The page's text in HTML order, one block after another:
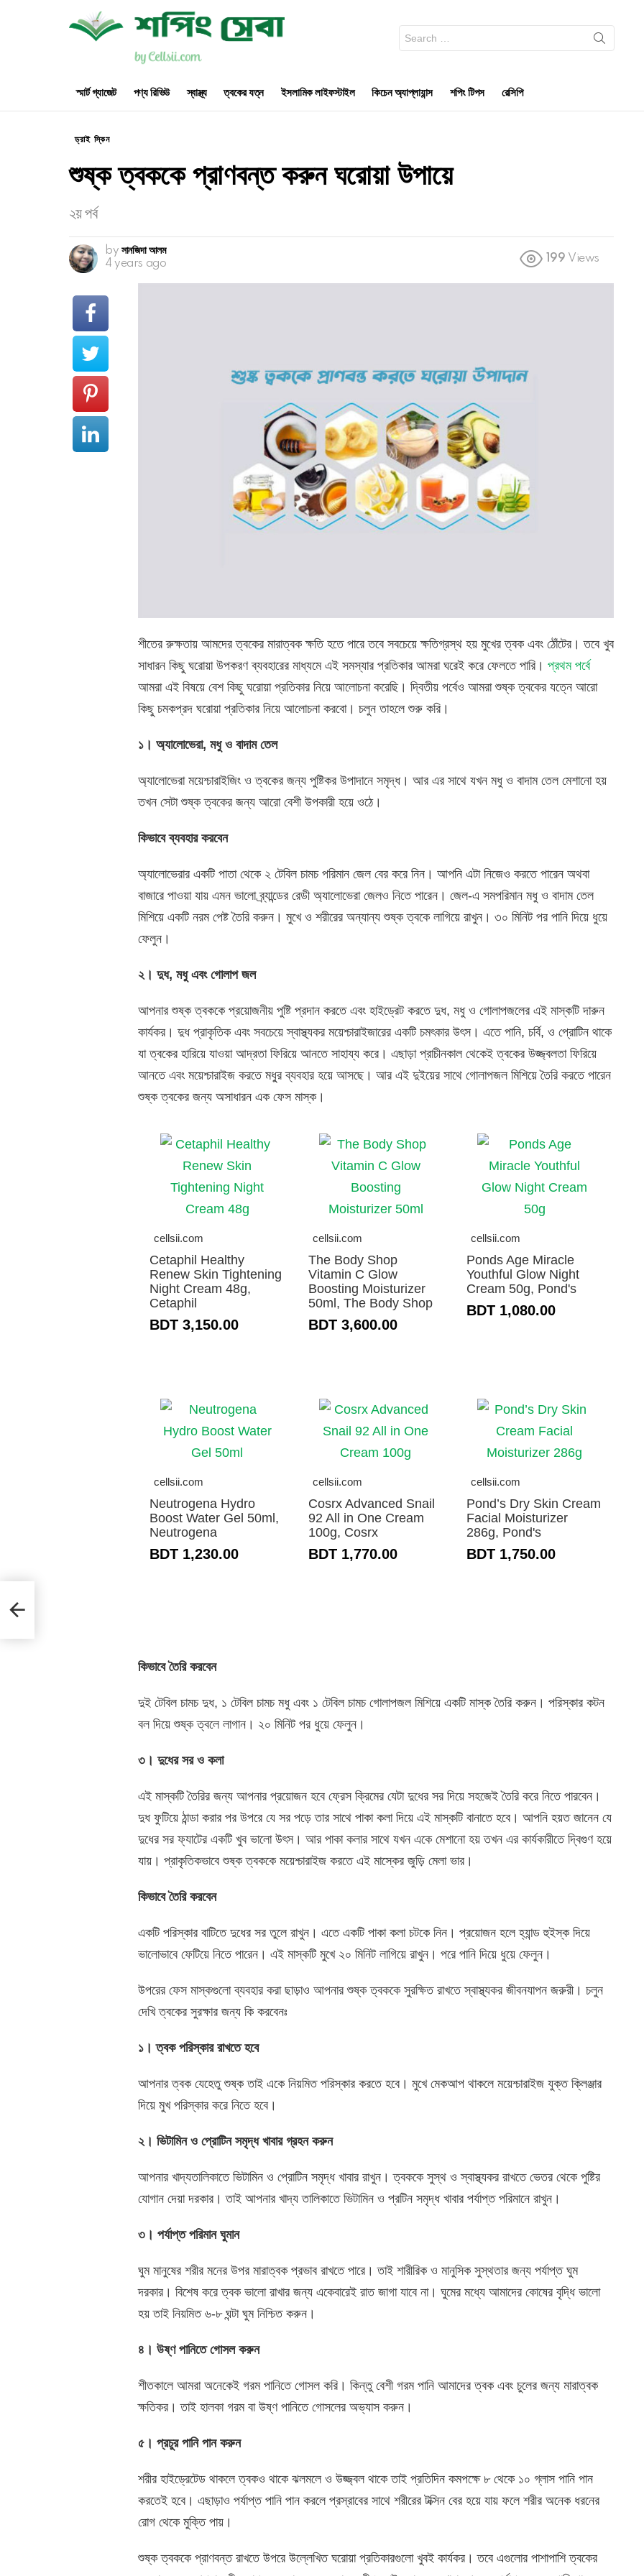
for:
স্মার্ট গ্যাজেট পণ্য রিভিউ স্বাস্থ্য ত্বকের যত্ন ইসলামিক লাইফস্টাইল কিচেন অ্যাপ্লায়ান্স শপিং টিপস রেসিপি
ড্রাই স্কিন
শুষ্ক ত্বককে প্রাণবন্ত করুন ঘরোয়া উপায়ে
২য় পর্ব
by সানজিদা আলম
4 years ago
199 Views
শীতের রুক্ষতায় আমদের ত্বকের মারাত্বক ক্ষতি হতে পারে তবে সবচেয়ে ক্ষতিগ্রস্থ হয় মুখের ত্বক এবং ঠোঁটের। তবে খুব
সাধারন কিছু ঘরোয়া উপকরণ ব্যবহারের মাধ্যমে এই সমস্যার প্রতিকার আমরা ঘরেই করে ফেলতে পারি। প্রথম পর্বে
আমরা এই বিষয়ে বেশ কিছু ঘরোয়া প্রতিকার নিয়ে আলোচনা করেছি। দ্বিতীয় পর্বেও আমরা শুষ্ক ত্বকের যত্নে আরো
কিছু চমকপ্রদ ঘরোয়া প্রতিকার নিয়ে আলোচনা করবো। চলুন তাহলে শুরু করি।
১। অ্যালোভেরা, মধু ও বাদাম তেল
অ্যালোভেরা ময়েশ্চারাইজিং ও ত্বকের জন্য পুষ্টিকর উপাদানে সমৃদ্ধ। আর এর সাথে যখন মধু ও বাদাম তেল মেশানো হয়
তখন সেটা শুষ্ক ত্বকের জন্য আরো বেশী উপকারী হয়ে ওঠে।
কিভাবে ব্যবহার করবেন
অ্যালোভেরার একটি পাতা থেকে ২ টেবিল চামচ পরিমান জেল বের করে নিন। আপনি এটা নিজেও করতে পারেন অথবা
বাজারে পাওয়া যায় এমন ভালো ব্র্যান্ডের রেডী অ্যালোভেরা জেলও নিতে পারেন। জেল-এ সমপরিমান মধু ও বাদাম তেল
মিশিয়ে একটি নরম পেষ্ট তৈরি করুন। মুখে ও শরীরের অন্যান্য শুষ্ক ত্বকে লাগিয়ে রাখুন। ৩০ মিনিট পর পানি দিয়ে ধুয়ে
ফেলুন।
২। দুধ, মধু এবং গোলাপ জল
আপনার শুষ্ক ত্বককে প্রয়োজনীয় পুষ্টি প্রদান করতে এবং হাইড্রেট করতে দুধ, মধু ও গোলাপজলের এই মাস্কটি দারুন
কার্যকর। দুধ প্রাকৃতিক এবং সবচেয়ে স্বাস্থ্যকর ময়েশ্চারাইজারের একটি চমৎকার উৎস। এতে পানি, চর্বি, ও প্রোটিন থাকে
যা ত্বকের হারিয়ে যাওয়া আদ্রতা ফিরিয়ে আনতে সাহায্য করে। এছাড়া প্রাচীনকাল থেকেই ত্বকের উজ্জ্বলতা ফিরিয়ে
আনতে এবং ময়েশ্চারাইজ করতে মধু্র ব্যবহার হয়ে আসছে। আর এই দুইয়ের সাথে গোলাপজল মিশিয়ে তৈরি করতে পারেন
শুষ্ক ত্বকের জন্য অসাধারন এক ফেস মাস্ক।
cellsii.com
Cetaphil Healthy
Renew Skin Tightening
Night Cream 48g,
Cetaphil
BDT 3,150.00
cellsii.com
The Body Shop
Vitamin C Glow
Boosting Moisturizer
50ml, The Body Shop
BDT 3,600.00
cellsii.com
Ponds Age Miracle
Youthful Glow Night
Cream 50g, Pond's
BDT 1,080.00
cellsii.com
Neutrogena Hydro
Boost Water Gel 50ml,
Neutrogena
BDT 1,230.00
cellsii.com
Cosrx Advanced Snail
92 All in One Cream
100g, Cosrx
BDT 1,770.00
cellsii.com
Pond’s Dry Skin Cream
Facial Moisturizer
286g, Pond's
BDT 1,750.00
কিভাবে তৈরি করবেন
দুই টেবিল চামচ দুধ, ১ টেবিল চামচ মধু এবং ১ টেবিল চামচ গোলাপজল মিশিয়ে একটি মাস্ক তৈরি করুন। পরিস্কার কটন
বল দিয়ে শুষ্ক ত্বলে লাগান। ২০ মিনিট পর ধুয়ে ফেলুন।
৩। দুধের সর ও কলা
এই মাস্কটি তৈরির জন্য আপনার প্রয়োজন হবে ফ্রেস ক্রিমের যেটা দুধের সর দিয়ে সহজেই তৈরি করে নিতে পারবেন।
দুধ ফুটিয়ে ঠান্ডা করার পর উপরে যে সর পড়ে তার সাথে পাকা কলা দিয়ে এই মাস্কটি বানাতে হবে। আপনি হয়ত জানেন যে
দুধের সর ফ্যাটের একটি খুব ভালো উৎস। আর পাকা কলার সাথে যখন একে মেশানো হয় তখন এর কার্যকারীতে দ্বিগুণ হয়ে
যায়। প্রাকৃতিকভাবে শুষ্ক ত্বককে ময়েশ্চারাইজ করতে এই মাস্কের জুড়ি মেলা ভার।
কিভাবে তৈরি করবেন
একটি পরিস্কার বাটিতে দুধের সর তুলে রাখুন। এতে একটি পাকা কলা চটকে নিন। প্রয়োজন হলে হ্যান্ড হুইস্ক দিয়ে
ভালোভাবে ফেটিয়ে নিতে পারেন। এই মাস্কটি মুখে ২০ মিনিট লাগিয়ে রাখুন। পরে পানি দিয়ে ধুয়ে ফেলুন।
উপরের ফেস মাস্কগুলো ব্যবহার করা ছাড়াও আপনার শুষ্ক ত্বককে সুরক্ষিত রাখতে স্বাস্থ্যকর জীবনযাপন জরুরী। চলুন
দেখি ত্বকের সুরক্ষার জন্য কি করবেনঃ
১। ত্বক পরিস্কার রাখতে হবে
আপনার ত্বক যেহেতু শুষ্ক তাই একে নিয়মিত পরিস্কার করতে হবে। মুখে মেকআপ থাকলে ময়েশ্চারাইজ যুক্ত ক্লিঞ্জার
দিয়ে মুখ পরিস্কার করে নিতে হবে।
২। ভিটামিন ও প্রোটিন সমৃদ্ধ খাবার গ্রহন করুন
আপনার খাদ্যতালিকাতে ভিটামিন ও প্রোটিন সমৃদ্ধ খাবার রাখুন। ত্বককে সুস্থ ও স্বাস্থ্যকর রাখতে ভেতর থেকে পুষ্টির
যোগান দেয়া দরকার। তাই আপনার খাদ্য তালিকাতে ভিটামিন ও প্রটিন সমৃদ্ধ খাবার পর্যাপ্ত পরিমানে রাখুন।
৩। পর্যাপ্ত পরিমান ঘুমান
ঘুম মানুষের শরীর মনের উপর মারাত্বক প্রভাব রাখতে পারে। তাই শারীরিক ও মানুসিক সুস্থতার জন্য পর্যাপ্ত ঘুম
দরকার। বিশেষ করে ত্বক ভালো রাখার জন্য একেবারেই রাত জাগা যাবে না। ঘুমের মধ্যে আমাদের কোষের বৃদ্ধি ভালো
হয় তাই নিয়মিত ৬-৮ ঘন্টা ঘুম নিশ্চিত করুন।
৪। উষ্ণ পানিতে গোসল করুন
শীতকালে আমরা অনেকেই গরম পানিতে গোসল করি। কিন্তু বেশী গরম পানি আমাদের ত্বক এবং চুলের জন্য মারাত্বক
ক্ষতিকর। তাই হালকা গরম বা উষ্ণ পানিতে গোসলের অভ্যাস করুন।
৫। প্রচুর পানি পান করুন
শরীর হাইড্রেটেড থাকলে ত্বকও থাকে ঝলমলে ও উজ্জ্বল থাকে তাই প্রতিদিন কমপক্ষে ৮ থেকে ১০ গ্লাস পানি পান
করতেই হবে। এছাড়াও পর্যাপ্ত পানি পান করলে প্রস্রাবের সাথে শরীরের টক্সিন বের হয়ে যায় ফলে শরীর অনেক ধরনের
রোগ থেকে মুক্তি পায়।
শুষ্ক ত্বককে প্রাণবন্ত রাখতে উপরে উল্লেখিত ঘরোয়া প্রতিকারগুলো খুবই কার্যকর। তবে এগুলোর পাশাপাশি ত্বকের